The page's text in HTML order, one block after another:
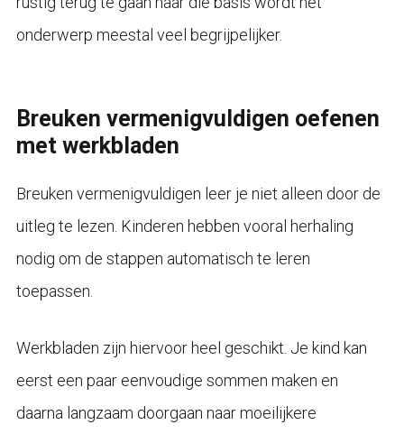
onderwerp meestal veel begrijpelijker.
Breuken vermenigvuldigen oefenen
met werkbladen
Breuken vermenigvuldigen leer je niet alleen door de
uitleg te lezen. Kinderen hebben vooral herhaling
nodig om de stappen automatisch te leren
toepassen.
Werkbladen zijn hiervoor heel geschikt. Je kind kan
eerst een paar eenvoudige sommen maken en
daarna langzaam doorgaan naar moeilijkere